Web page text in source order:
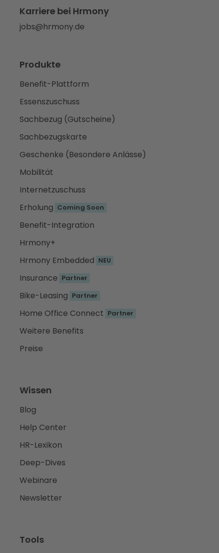
Karriere bei Hrmony
jobs@hrmony.de
Produkte
Benefit-Plattform
Essenszuschuss
Sachbezug (Gutscheine)
Sachbezugskarte
Geschenke (Besondere Anlässe)
Mobilität
Internetzuschuss
Erholung Coming Soon
Benefit-Integration
Hrmony+
Hrmony Embedded NEU
Insurance Partner
Bike-Leasing Partner
Home Office Connect Partner
Weitere Benefits
Preise
Wissen
Blog
Help Center
HR-Lexikon
Deep-Dives
Webinare
Newsletter
Tools